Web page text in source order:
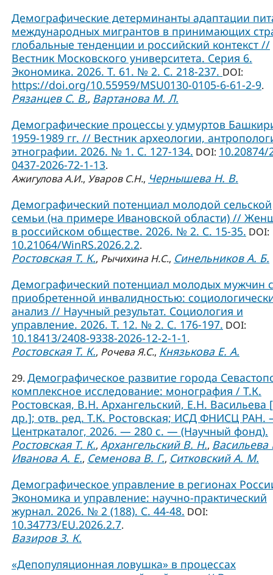
Демографические детерминанты адаптации
международных мигрантов в принимающих
глобальные тенденции и российский контекст //
Вестник Московского университета. Серия 6.
Экономика. 2026. Т. 61. № 2. С. 218-237. DOI:
https://doi.org/10.55959/MSU0130-0105-6-61-2-9.
Рязанцев С. В., Вартанова М. Л.
Демографические процессы у удмуртов
1959-1989 гг. // Вестник археологии,
этнографии. 2026. № 1. С. 127-134. DOI: 10.20874/
0437-2026-72-1-13.
Ажигулова А.И., Уваров С.Н., Чернышева Н. В.
Демографический потенциал молодой сельской
семьи (на примере Ивановской области) //
в российском обществе. 2026. № 2. С. 15-35. DOI:
10.21064/WinRS.2026.2.2.
Ростовская Т. К., Рычихина Н.С., Синельников А. Б.
Демографический потенциал молодых мужчин с
приобретенной инвалидностью:
анализ // Научный результат. Социология и
управление. 2026. Т. 12. № 2. С. 176-197. DOI:
10.18413/2408-9338-2026-12-2-1-1.
Ростовская Т. К., Рочева Я.С., Князькова Е. А.
29. Демографическое развитие города
комплексное исследование: монография / Т.К.
Ростовская, В.Н. Архангельский, Е.Н. Васильева
др.]; отв. ред. Т.К. Ростовская; ИСД ФНИСЦ
Центркаталог, 2026. — 280 с. — (Научный фонд).
Ростовская Т. К., Архангельский В. Н., Васильева
Иванова А. Е., Семенова В. Г., Ситковский А. М.
Демографическое управление в регионах
Экономика и управление: научно-практический
журнал. 2026. № 2 (188). С. 44-48. DOI:
10.34773/EU.2026.2.7.
Вазиров З. К.
«Депопуляционная ловушка» в процессах